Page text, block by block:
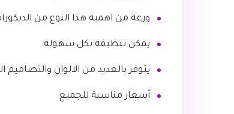
ورعة من اهمية هذا النوع من
يمكن تنظيفة بكل سهولة
يتوفر بالعديد من الالوان والتصاميم
أسعار مناسبة للجميع